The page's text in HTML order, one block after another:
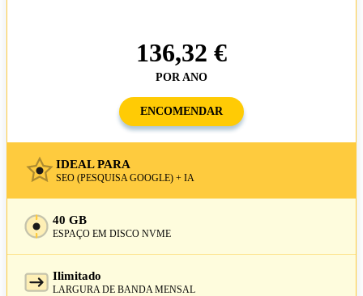
136,32 €
POR ANO
ENCOMENDAR
IDEAL PARA
SEO (PESQUISA GOOGLE) + IA
40 GB
ESPAÇO EM DISCO NVME
Ilimitado
LARGURA DE BANDA MENSAL